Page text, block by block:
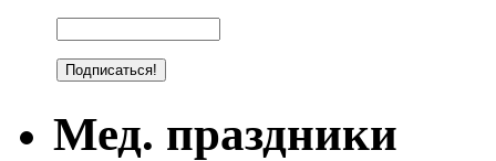
Мед. праздники